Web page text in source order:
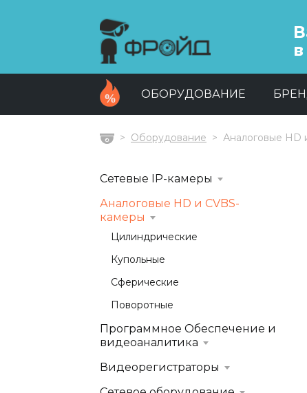
ОБОРУДОВАНИЕ
ГлавнаяОборудование Аналоговые HD
Сетевые IP-камеры
Аналоговые HD и CVBS-
камеры
Цилиндрические
Купольные
Сферические
Поворотные
Программное Обеспечение и
видеоаналитика
Видеорегистраторы